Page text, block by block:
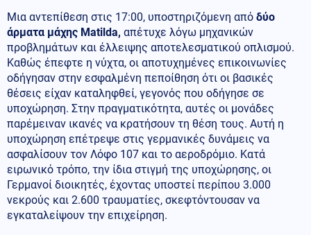
Μια αντεπίθεση στις 17:00, υποστηριζόμενη από δύο
άρματα μάχης Matilda, απέτυχε λόγω μηχανικών
προβλημάτων και έλλειψης αποτελεσματικού οπλισμού.
Καθώς έπεφτε η νύχτα, οι αποτυχημένες επικοινωνίες
οδήγησαν στην εσφαλμένη πεποίθηση ότι οι βασικές
θέσεις είχαν καταληφθεί, γεγονός που οδήγησε σε
υποχώρηση. Στην πραγματικότητα, αυτές οι μονάδες
παρέμειναν ικανές να κρατήσουν τη θέση τους. Αυτή η
υποχώρηση επέτρεψε στις γερμανικές δυνάμεις να
ασφαλίσουν τον Λόφο 107 και το αεροδρόμιο. Κατά
ειρωνικό τρόπο, την ίδια στιγμή της υποχώρησης, οι
Γερμανοί διοικητές, έχοντας υποστεί περίπου 3.000
νεκρούς και 2.600 τραυματίες, σκεφτόντουσαν να
εγκαταλείψουν την επιχείρηση.